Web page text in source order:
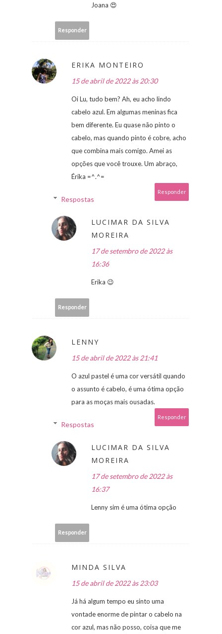
Joana 😍
Responder
ERIKA MONTEIRO
15 de abril de 2022 às 20:30
Oi Lu, tudo bem? Ah, eu acho lindo
cabelo azul. Em algumas meninas fica
bem diferente. Eu quase não pinto o
cabelo, mas quando pinto é cobre, acho
que combina mais comigo. Amei as
opções que você trouxe. Um abraço,
Érika =^.^=
Responder
Respostas
LUCIMAR DA SILVA
MOREIRA
17 de setembro de 2022 às
16:36
Erika 😉
Responder
LENNY
15 de abril de 2022 às 21:41
O azul pastel é uma cor versátil quando
o assunto é cabelo, é uma ótima opção
para as moças mais ousadas.
Responder
Respostas
LUCIMAR DA SILVA
MOREIRA
17 de setembro de 2022 às
16:37
Lenny sim é uma ótima opção
Responder
MINDA SILVA
15 de abril de 2022 às 23:03
Já há algum tempo eu sinto uma
vontade enorme de pintar o cabelo na
cor azul, mas não posso, coisa que me